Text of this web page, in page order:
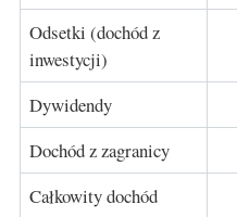
Odsetki (dochód z
inwestycji)
Dywidendy
Dochód z zagranicy
Całkowity dochód